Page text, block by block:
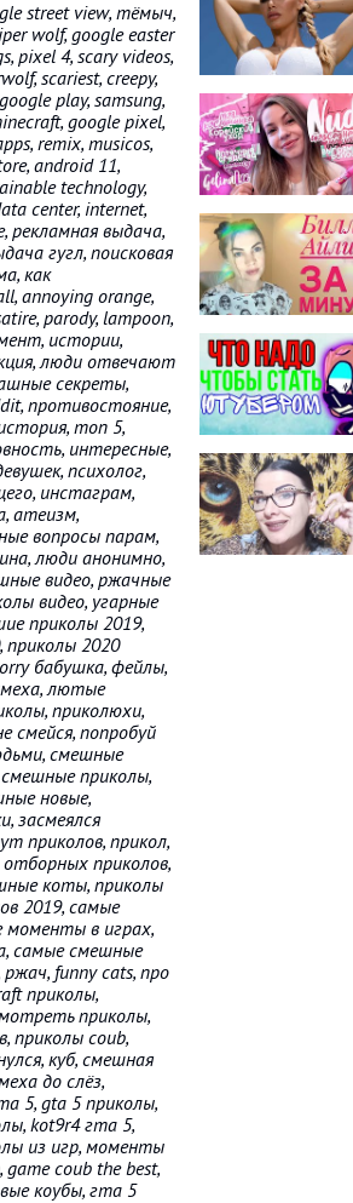
street view, тёмыч,
wolf, google easter
pixel 4, scary videos,
scariest, creepy,
play, samsung,
google pixel,
remix, musicos,
android 11,
technology,
center, internet,
рекламная выдача,
гугл, поисковая
как
annoying orange,
parody, lampoon,
истории,
люди отвечают
секреты,
противостояние,
топ 5,
интересные,
психолог,
инстаграм,
атеизм,
вопросы парам,
люди анонимно,
видео, ржачные
видео, угарные
приколы 2019,
приколы 2020
бабушка, фейлы,
лютые
приколюхи,
смейся, попробуй
смешные
приколы,
новые,
засмеялся
приколов, прикол,
приколов,
коты, приколы
2019, самые
моменты в играх,
самые смешные
funny cats, про
приколы,
приколы,
приколы coub,
куб, смешная
до слёз,
5, gta 5 приколы,
kot9r4 гта 5,
из игр, моменты
coub the best,
коубы, гта 5